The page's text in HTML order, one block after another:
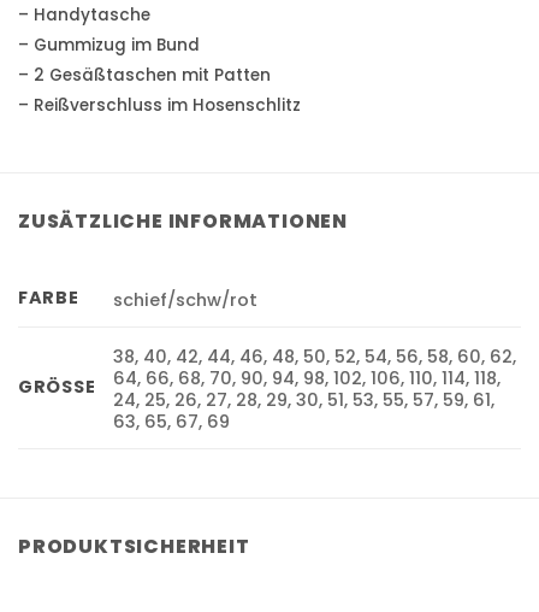
– Handytasche
– Gummizug im Bund
– 2 Gesäßtaschen mit Patten
– Reißverschluss im Hosenschlitz
ZUSÄTZLICHE INFORMATIONEN
FARBE schief/schw/rot
GRÖSSE
38, 40, 42, 44, 46, 48, 50, 52, 54, 56, 58, 60, 62,
64, 66, 68, 70, 90, 94, 98, 102, 106, 110, 114, 118,
24, 25, 26, 27, 28, 29, 30, 51, 53, 55, 57, 59, 61,
63, 65, 67, 69
PRODUKTSICHERHEIT